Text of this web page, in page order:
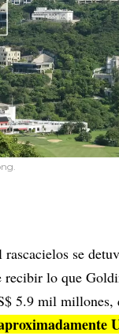
se
recibir lo que
5.9 mil millones,